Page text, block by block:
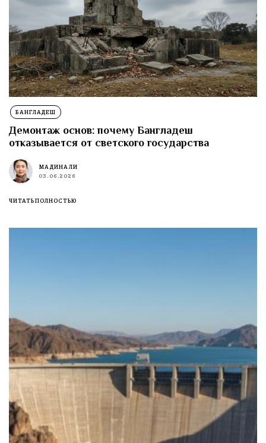
БАНГЛАДЕШ
Демонтаж основ: почему Бангладеш
отказывается от светского государства
МАДИНА ЛИ
03.06.2026
ЧИТАТЬ ПОЛНОСТЬЮ